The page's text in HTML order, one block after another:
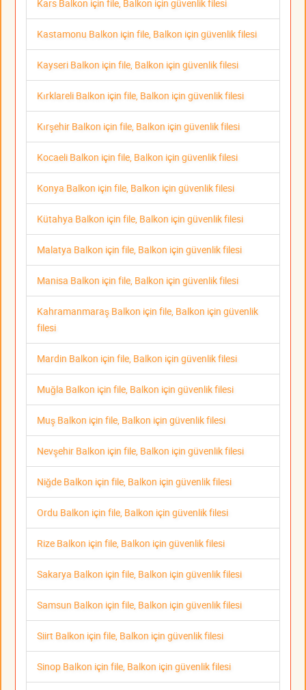
Kars Balkon için file, Balkon için güvenlik filesi
Kastamonu Balkon için file, Balkon için güvenlik filesi
Kayseri Balkon için file, Balkon için güvenlik filesi
Kırklareli Balkon için file, Balkon için güvenlik filesi
Kırşehir Balkon için file, Balkon için güvenlik filesi
Kocaeli Balkon için file, Balkon için güvenlik filesi
Konya Balkon için file, Balkon için güvenlik filesi
Kütahya Balkon için file, Balkon için güvenlik filesi
Malatya Balkon için file, Balkon için güvenlik filesi
Manisa Balkon için file, Balkon için güvenlik filesi
Kahramanmaraş Balkon için file, Balkon için güvenlik
filesi
Mardin Balkon için file, Balkon için güvenlik filesi
Muğla Balkon için file, Balkon için güvenlik filesi
Muş Balkon için file, Balkon için güvenlik filesi
Nevşehir Balkon için file, Balkon için güvenlik filesi
Niğde Balkon için file, Balkon için güvenlik filesi
Ordu Balkon için file, Balkon için güvenlik filesi
Rize Balkon için file, Balkon için güvenlik filesi
Sakarya Balkon için file, Balkon için güvenlik filesi
Samsun Balkon için file, Balkon için güvenlik filesi
Siirt Balkon için file, Balkon için güvenlik filesi
Sinop Balkon için file, Balkon için güvenlik filesi